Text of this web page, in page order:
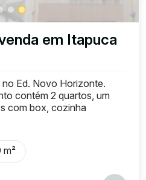
em Itapuca
Ed. Novo Horizonte.
contém 2 quartos, um
com box, cozinha
m²